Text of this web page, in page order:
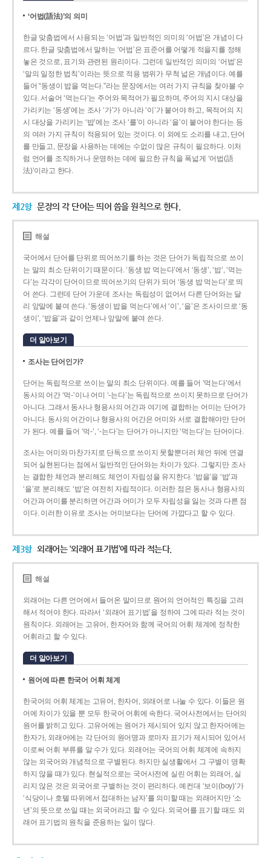
‘어법(語法)’의 의미
한글 맞춤법에서 사용되는 ‘어법’과 일반적인 의미의 ‘어법’은 개념이 다
르다. 한글 맞춤법에서 말하는 ‘어법’은 표준어를 어떻게 적을지를 정해
놓은 것으로, 표기와 관련된 원리이다. 그런데 일반적인 의미의 ‘어법’은
‘말의 일정한 법칙’이라는 뜻으로 적용 범위가 무척 넓은 개념이다. 예를
들어 “동생이 밥을 먹는다.”라는 문장에서는 여러 가지 규칙을 찾아볼 수
있다. 서술어 ‘먹는다’는 주어와 목적어가 필요하며, 주어의 지시 대상을
가리키는 ‘동생’에는 조사 ‘가’가 아니라 ‘이’가 붙어야 하고, 목적어의 지
시 대상을 가리키는 ‘밥’에는 조사 ‘를’이 아니라 ‘을’이 붙어야 한다는 등
의 여러 가지 규칙이 적용되어 있는 것이다. 이 외에도 소리를 내고, 단어
를 만들고, 문장을 사용하는 데에는 수없이 많은 규칙이 필요하다. 이처
럼 언어를 조직하거나 운영하는 데에 필요한 규칙을 폭넓게 ‘어법(語
法)’이라고 한다.
제2항 문장의 각 단어는 띄어 씀을 원칙으로 한다.
해설
국어에서 단어를 단위로 띄어쓰기를 하는 것은 단어가 독립적으로 쓰이
는 말의 최소 단위이기 때문이다. ‘동생 밥 먹는다’에서 ‘동생’, ‘밥’, ‘먹는
다’는 각각이 단어이므로 띄어쓰기의 단위가 되어 ‘동생 밥 먹는다’로 띄
어 쓴다. 그런데 단어 가운데 조사는 독립성이 없어서 다른 단어와는 달
리 앞말에 붙여 쓴다. ‘동생이 밥을 먹는다’에서 ‘이’, ‘을’은 조사이므로 ‘동
생이’, ‘밥을’과 같이 언제나 앞말에 붙여 쓴다.
더 알아보기
조사는 단어인가?
단어는 독립적으로 쓰이는 말의 최소 단위이다. 예를 들어 ‘먹는다’에서
동사의 어간 ‘먹-­’이나 어미 ‘­-는다’는 독립적으로 쓰이지 못하므로 단어가
아니다. 그래서 동사나 형용사의 어간과 여기에 결합하는 어미는 단어가
아니다. 동사의 어간이나 형용사의 어간은 어미와 서로 결합해야만 단어
가 된다. 예를 들어 ‘먹-’, ‘-는다’는 단어가 아니지만 ‘먹는다’는 단어이다.
조사는 어미와 마찬가지로 단독으로 쓰이지 못할뿐더러 체언 뒤에 연결
되어 실현된다는 점에서 일반적인 단어와는 차이가 있다. 그렇지만 조사
는 결합한 체언과 분리해도 체언이 자립성을 유지한다. ‘밥을’을 ‘밥’과
‘을’로 분리해도 ‘밥’은 여전히 자립적이다. 이러한 점은 동사나 형용사의
어간과 어미를 분리하면 어간과 어미가 모두 자립성을 잃는 것과 다른 점
이다. 이러한 이유로 조사는 어미보다는 단어에 가깝다고 할 수 있다.
제3항 외래어는 ‘외래어 표기법’에 따라 적는다.
해설
외래어는 다른 언어에서 들어온 말이므로 원어의 언어적인 특징을 고려
해서 적어야 한다. 따라서 ‘외래어 표기법’을 정하여 그에 따라 적는 것이
원칙이다. 외래어는 고유어, 한자어와 함께 국어의 어휘 체계에 정착한
어휘라고 할 수 있다.
더 알아보기
원어에 따른 한국어 어휘 체계
한국어의 어휘 체계는 고유어, 한자어, 외래어로 나눌 수 있다. 이들은 원
어에 차이가 있을 뿐 모두 한국어 어휘에 속한다. 국어사전에서는 단어의
원어를 밝히고 있다. 고유어에는 원어가 제시되어 있지 않고 한자어에는
한자가, 외래어에는 각 단어의 원어명과 로마자 표기가 제시되어 있어서
이로써 어휘 부류를 알 수가 있다. 외래어는 국어의 어휘 체계에 속하지
않는 외국어와 개념적으로 구별된다. 하지만 실생활에서 그 구별이 명확
하지 않을 때가 있다. 현실적으로는 국어사전에 실린 어휘는 외래어, 실
리지 않은 것은 외국어로 구별하는 것이 편리하다. 예컨대 ‘보이(boy)’가
‘식당이나 호텔 따위에서 접대하는 남자’를 의미할 때는 외래어지만 ‘소
년’의 뜻으로 쓰일 때는 외국어라고 할 수 있다. 외국어를 표기할 때도 외
래어 표기법의 원칙을 준용하는 일이 많다.